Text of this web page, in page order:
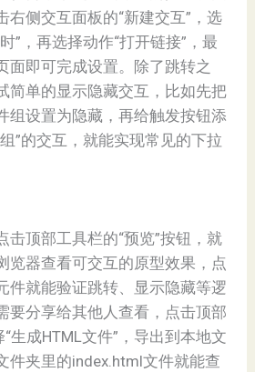
右侧交互面板的“新建交互”，选
”，再选择动作“打开链接”，最
面即可完成设置。除了跳转之
简单的显示隐藏交互，比如先把
组设置为隐藏，再给触发按钮添
”的交互，就能实现常见的下拉
击顶部工具栏的“预览”按钮，就
览器查看可交互的原型效果，点
件就能验证跳转、显示隐藏等逻
要分享给其他人查看，点击顶部
“生成HTML文件”，导出到本地文
件夹里的index.html文件就能查